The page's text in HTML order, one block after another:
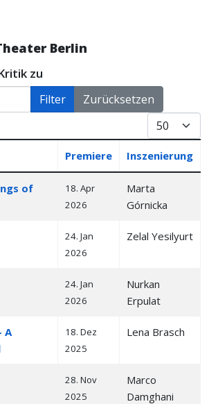
Berlin
zu
Filter Zurücksetzen
Anzeige #
Premiere Inszenierung
of
18. Apr
2026
Marta
Górnicka
24. Jan
2026
Zelal Yesilyurt
24. Jan
2026
Nurkan
Erpulat
A
18. Dez
2025
Lena Brasch
28. Nov
2025
Marco
Damghani